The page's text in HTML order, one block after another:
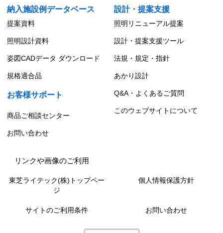
納入施設例データベース
設計・提案支援
提案資料 照明リニューアル提案
照明設計資料 設計・提案支援ツール
姿図CADデータ ダウンロード 法規・規定・指針
規格適合品 あかり設計
お客様サポート Q&A・よくあるご質問
商品ご相談センター
このウェブサイトについて
お問い合わせ
リンクや画像のご利用
東芝ライテック(株)トップペー
ジ
個人情報保護方針
サイトのご利用条件 お問い合わせ